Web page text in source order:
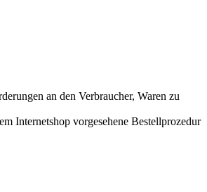
an den Verbraucher, Waren zu
Internetshop vorgesehene Bestellprozedur